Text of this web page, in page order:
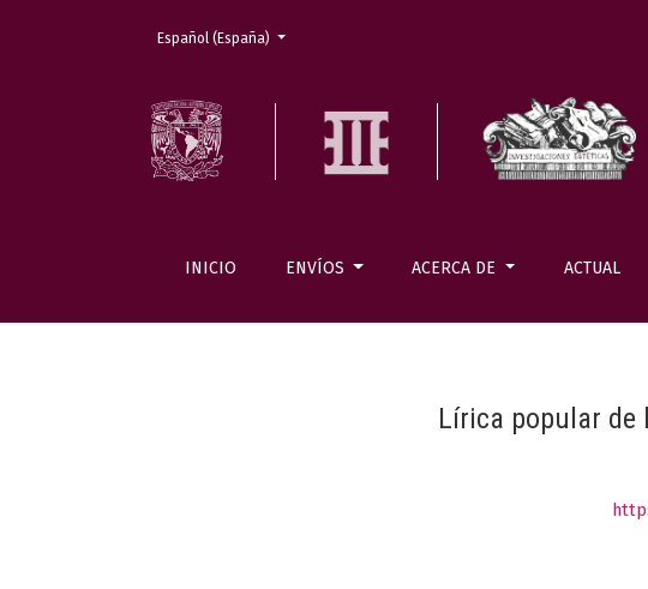
INICIO ENVÍOS ACERCA DE ACTUAL
Cambiar el idioma. El actual es:
Español (España)
Lírica popular de